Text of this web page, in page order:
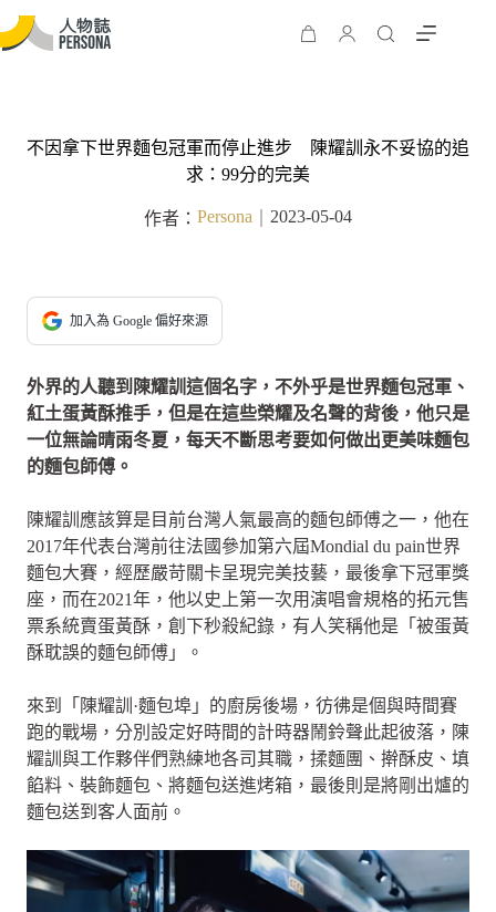
不因拿下世界麵包冠軍而停止進步 陳耀訓永不妥協的追
求：99分的完美
作者： Persona 2023-05-04
加入為 Google 偏好來源
外界的人聽到陳耀訓這個名字，不外乎是世界麵包冠軍、
紅土蛋黃酥推手，但是在這些榮耀及名聲的背後，他只是
一位無論晴雨冬夏，每天不斷思考要如何做出更美味麵包
的麵包師傅。
陳耀訓應該算是目前台灣人氣最高的麵包師傅之一，他在
2017年代表台灣前往法國參加第六屆Mondial du pain世界
麵包大賽，經歷嚴苛關卡呈現完美技藝，最後拿下冠軍獎
座，而在2021年，他以史上第一次用演唱會規格的拓元售
票系統賣蛋黃酥，創下秒殺紀錄，有人笑稱他是「被蛋黃
酥耽誤的麵包師傅」。
來到「陳耀訓·麵包埠」的廚房後場，彷彿是個與時間賽
跑的戰場，分別設定好時間的計時器鬧鈴聲此起彼落，陳
耀訓與工作夥伴們熟練地各司其職，揉麵團、擀酥皮、填
餡料、裝飾麵包、將麵包送進烤箱，最後則是將剛出爐的
麵包送到客人面前。